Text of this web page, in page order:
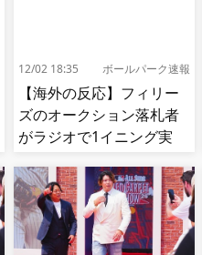
12/02 18:35 ボールパーク速報
【海外の反応】フィリー
ズのオークション落札者
がラジオで1イニング実